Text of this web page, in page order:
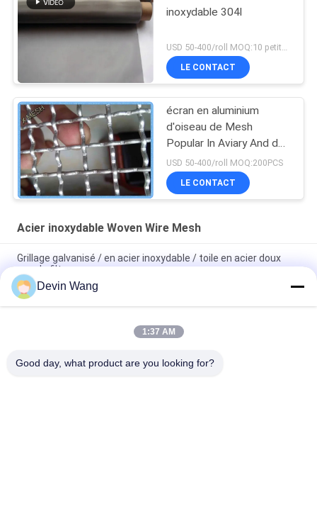
inoxydable 304l
USD 50-400/roll MOQ:10 petits pains
LE CONTACT
écran en aluminium
d'oiseau de Mesh
Popular In Aviary And de
fil du diamètre T6061 de
2.0mm
USD 50-400/roll MOQ:200PCS
LE CONTACT
Acier inoxydable Woven Wire Mesh
Grillage galvanisé / en acier inoxydable / toile en acier doux
pour le filtrage
Grille métallique de haute qualité en acier inoxydable pour
filtre, tamis en fil d'acier inoxydable pour filtre à eau
20/40/60 Maillage en acier tissé Net de fil d'acier inoxydable
Devin Wang
1:37 AM
Good day, what product are you looking for?